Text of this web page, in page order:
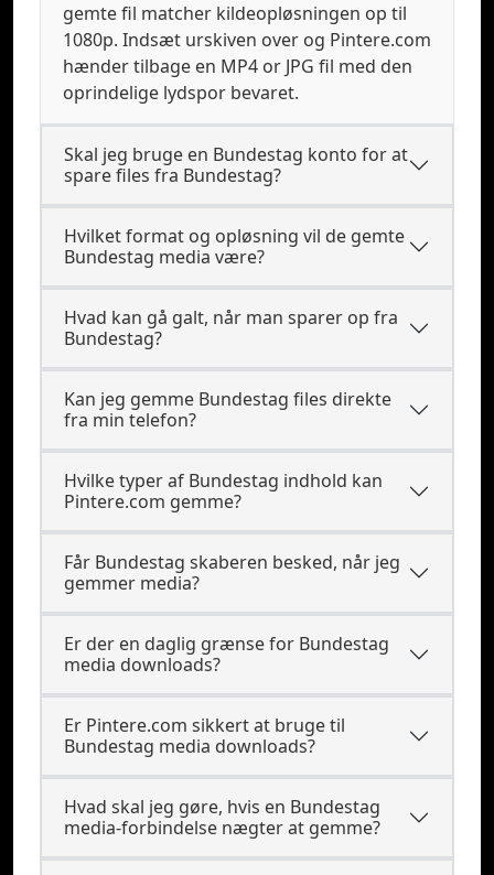
gemte fil matcher kildeopløsningen op til
1080p. Indsæt urskiven over og Pintere.com
hænder tilbage en MP4 or JPG fil med den
oprindelige lydspor bevaret.
Skal jeg bruge en Bundestag konto for at
spare files fra Bundestag?
Hvilket format og opløsning vil de gemte
Bundestag media være?
Hvad kan gå galt, når man sparer op fra
Bundestag?
Kan jeg gemme Bundestag files direkte
fra min telefon?
Hvilke typer af Bundestag indhold kan
Pintere.com gemme?
Får Bundestag skaberen besked, når jeg
gemmer media?
Er der en daglig grænse for Bundestag
media downloads?
Er Pintere.com sikkert at bruge til
Bundestag media downloads?
Hvad skal jeg gøre, hvis en Bundestag
media-forbindelse nægter at gemme?